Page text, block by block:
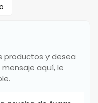
productos y desea
aquí, le